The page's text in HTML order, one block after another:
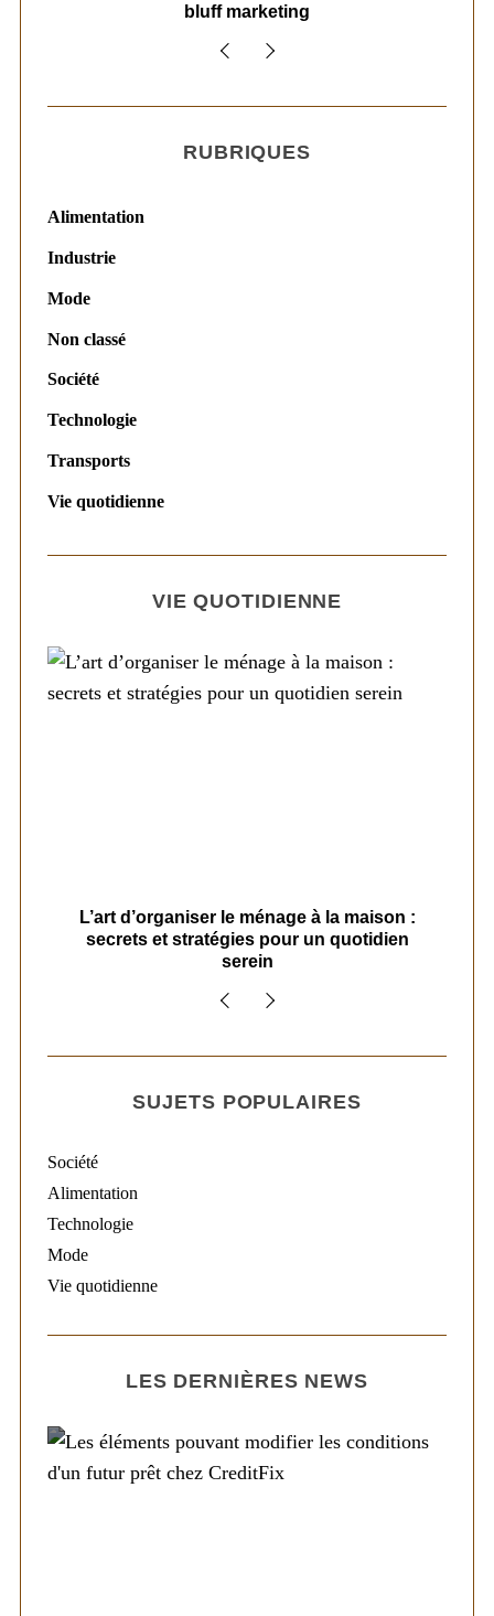
bluff marketing
RUBRIQUES
Alimentation
Industrie
Mode
Non classé
Société
Technologie
Transports
Vie quotidienne
VIE QUOTIDIENNE
L’art d’organiser le ménage à la maison :
secrets et stratégies pour un quotidien
serein
SUJETS POPULAIRES
Société
Alimentation
Technologie
Mode
Vie quotidienne
LES DERNIÈRES NEWS